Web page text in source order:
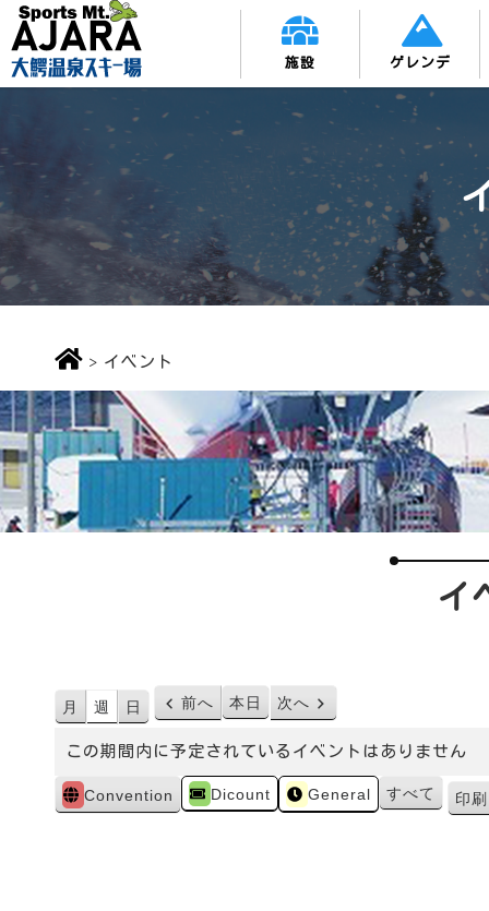
施設 ゲレンデ
> イベント
イ
月 週 日 前へ 本日 次へ
この期間内に予定されているイベントはありません
カ
テ
Convention Dicount General すべて 印刷